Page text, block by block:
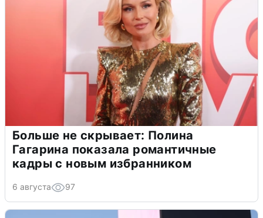
Больше не скрывает: Полина
Гагарина показала романтичные
кадры с новым избранником
6 августа 97